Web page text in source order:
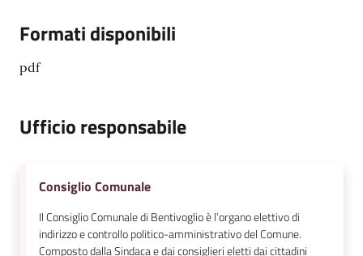
Formati disponibili
pdf
Ufficio responsabile
Consiglio Comunale
Il Consiglio Comunale di Bentivoglio è l’organo elettivo di
indirizzo e controllo politico-amministrativo del Comune.
Composto dalla Sindaca e dai consiglieri eletti dai cittadini